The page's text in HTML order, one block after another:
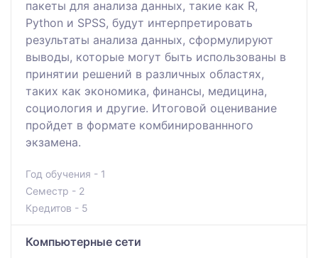
пакеты для анализа данных, такие как R,
Python и SPSS, будут интерпретировать
результаты анализа данных, сформулируют
выводы, которые могут быть использованы в
принятии решений в различных областях,
таких как экономика, финансы, медицина,
социология и другие. Итоговой оценивание
пройдет в формате комбинированнного
экзамена.
Год обучения - 1
Семестр - 2
Кредитов - 5
Компьютерные сети